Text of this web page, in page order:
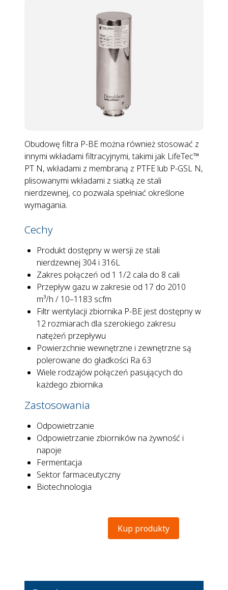
Obudowę filtra P-BE można również stosować z
innymi wkładami filtracyjnymi, takimi jak LifeTec™
PT N, wkładami z membraną z PTFE lub P-GSL N,
plisowanymi wkładami z siatką ze stali
nierdzewnej, co pozwala spełniać określone
wymagania.
Cechy
Produkt dostępny w wersji ze stali
nierdzewnej 304 i 316L
Zakres połączeń od 1 1/2 cala do 8 cali
Przepływ gazu w zakresie od 17 do 2010
m³/h / 10–1183 scfm
Filtr wentylacji zbiornika P-BE jest dostępny w
12 rozmiarach dla szerokiego zakresu
natężeń przepływu
Powierzchnie wewnętrzne i zewnętrzne są
polerowane do gładkości Ra 63
Wiele rodzajów połączeń pasujących do
każdego zbiornika
Zastosowania
Odpowietrzanie
Odpowietrzanie zbiorników na żywność i
napoje
Fermentacja
Sektor farmaceutyczny
Biotechnologia
Kup produkty